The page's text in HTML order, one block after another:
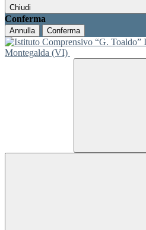
Chiudi
Conferma
Annulla Conferma
Montegalda (VI)